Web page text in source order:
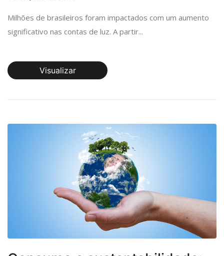
Milhões de brasileiros foram impactados com um aumento
significativo nas contas de luz. A partir...
Visualizar